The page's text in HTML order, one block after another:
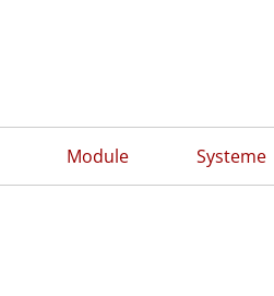
Module Systeme